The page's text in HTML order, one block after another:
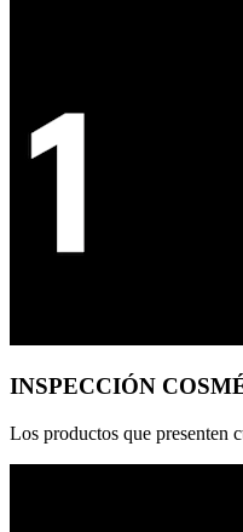
INSPECCIÓN
Los productos que presenten